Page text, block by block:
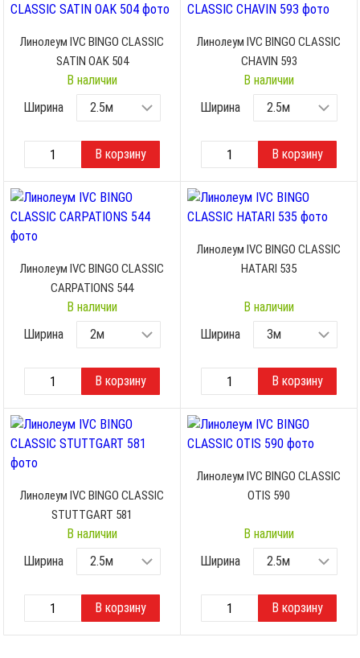
Линолеум IVC BINGO CLASSIC
SATIN OAK 504
В наличии
Ширина
Линолеум IVC BINGO CLASSIC
CHAVIN 593
В наличии
Ширина
Линолеум IVC BINGO CLASSIC
CARPATIONS 544
В наличии
Ширина
Линолеум IVC BINGO CLASSIC
HATARI 535
В наличии
Ширина
Линолеум IVC BINGO CLASSIC
STUTTGART 581
В наличии
Ширина
Линолеум IVC BINGO CLASSIC
OTIS 590
В наличии
Ширина